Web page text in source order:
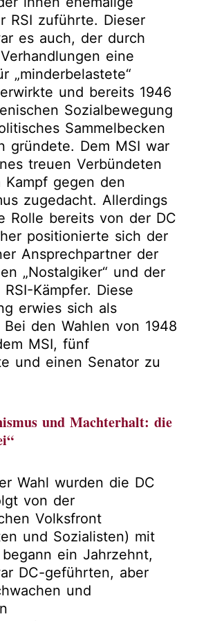
RSI zuführte. Dieser
es auch, der durch
eine
„minderbelastete“
und bereits 1946
Sozialbewegung
Sammelbecken
gründete. Dem MSI war
treuen Verbündeten
Kampf gegen den
zugedacht. Allerdings
Rolle bereits von der DC
positionierte sich der
Ansprechpartner der
„Nostalgiker“ und der
Kämpfer. Diese
erwies sich als
den Wahlen von 1948
MSI, fünf
und einen Senator zu
und Machterhalt: die
Wahl wurden die DC
von der
Volksfront
und Sozialisten) mit
begann ein Jahrzehnt,
DC-geführten, aber
und